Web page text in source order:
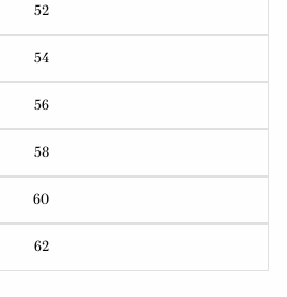
52
54
56
58
60
62